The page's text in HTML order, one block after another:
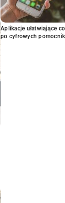
Aplikacje ułatwiające
po cyfrowych